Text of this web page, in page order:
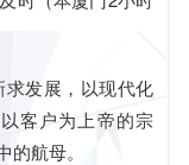
发展，以现代化
客户为上帝的宗
航母。